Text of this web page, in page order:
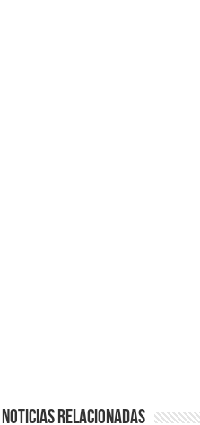
Noticias Relacionadas